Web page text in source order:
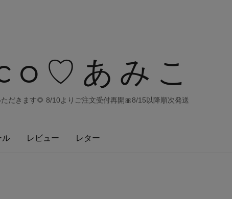
あみこ
だきます🌻 8/10よりご注文受付再開🎀8/15以降順次発送
ル レビュー レター